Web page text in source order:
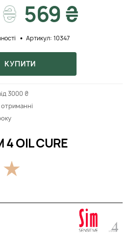
4 OIL CURE
569 ₴
Артикул: 10347
КУПИТИ
3000 ₴